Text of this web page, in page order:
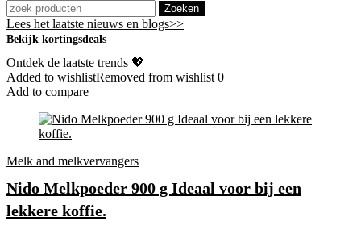
Zoeken
Lees het laatste nieuws en blogs>>
Bekijk kortingsdeals
Ontdek de laatste trends 💖
Added to wishlistRemoved from wishlist 0
Add to compare
Melk and melkvervangers
Nido Melkpoeder 900 g Ideaal voor bij een
lekkere koffie.